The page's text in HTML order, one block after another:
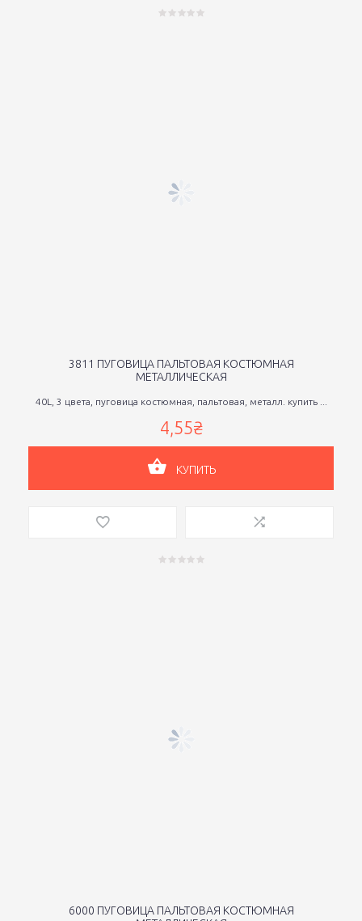
3811 ПУГОВИЦА ПАЛЬТОВАЯ КОСТЮМНАЯ
МЕТАЛЛИЧЕСКАЯ
40L, 3 цвета, пуговица костюмная, пальтовая, металл. купить ...
4,55₴
КУПИТЬ
6000 ПУГОВИЦА ПАЛЬТОВАЯ КОСТЮМНАЯ